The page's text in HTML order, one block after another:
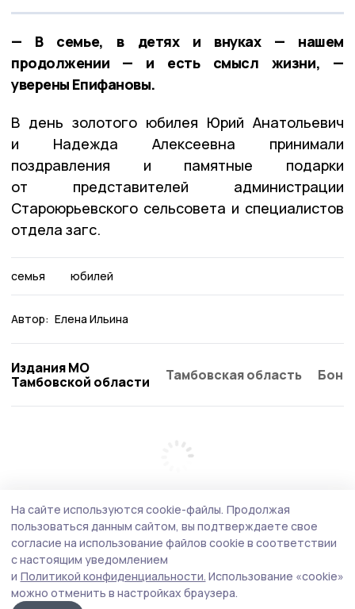
— В семье, в детях и внуках — нашем
продолжении — и есть смысл жизни, —
уверены Епифановы.
В день золотого юбилея Юрий Анатольевич
и Надежда Алексеевна принимали
поздравления и памятные подарки
от представителей администрации
Староюрьевского сельсовета и специалистов
отдела загс.
семья юбилей
Автор: Елена Ильина
Издания МО
Тамбовской области
Тамбовская область
На сайте используются cookie-файлы. Продолжая
пользоваться данным сайтом, вы подтверждаете свое
согласие на использование файлов cookie в соответствии
с настоящим уведомлением
и Политикой конфиденциальности. Использование «cookie»
можно отменить в настройках браузера.